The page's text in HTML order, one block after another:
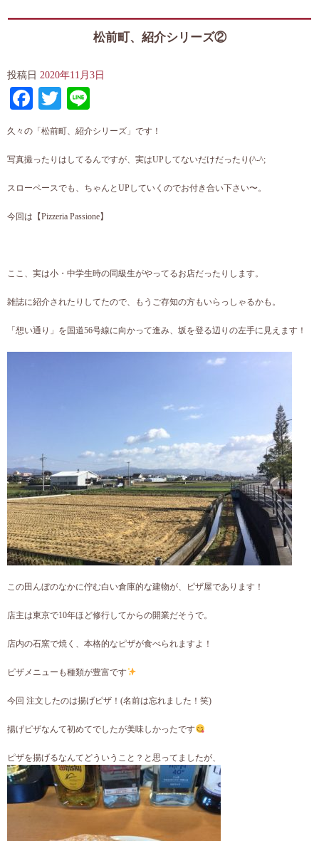
松前町、紹介シリーズ②
投稿日 2020年11月3日
Facebook
Twitter
久々の「松前町、紹介シリーズ」です！
写真撮ったりはしてるんですが、実はUPしてないだけだったり(^-^;
スローペースでも、ちゃんとUPしていくのでお付き合い下さい〜。
今回は【Pizzeria Passione】
ここ、実は小・中学生時の同級生がやってるお店だったりします。
雑誌に紹介されたりしてたので、もうご存知の方もいらっしゃるかも。
「想い通り」を国道56号線に向かって進み、坂を登る辺りの左手に見えます！
この田んぼのなかに佇む白い倉庫的な建物が、ピザ屋であります！
店主は東京で10年ほど修行してからの開業だそうで。
店内の石窯で焼く、本格的なピザが食べられますよ！
ピザメニューも種類が豊富です
今回 注文したのは揚げピザ！(名前は忘れました！笑)
揚げピザなんて初めてでしたが美味しかったです
ピザを揚げるなんてどういうこと？と思ってましたが、